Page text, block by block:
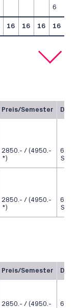
6
16 16 16 16
Preis/Semester
2850.- / (4950.-
*)
6
2850.- / (4950.-
*)
6
Preis/Semester
2850.- / (4950.-
6